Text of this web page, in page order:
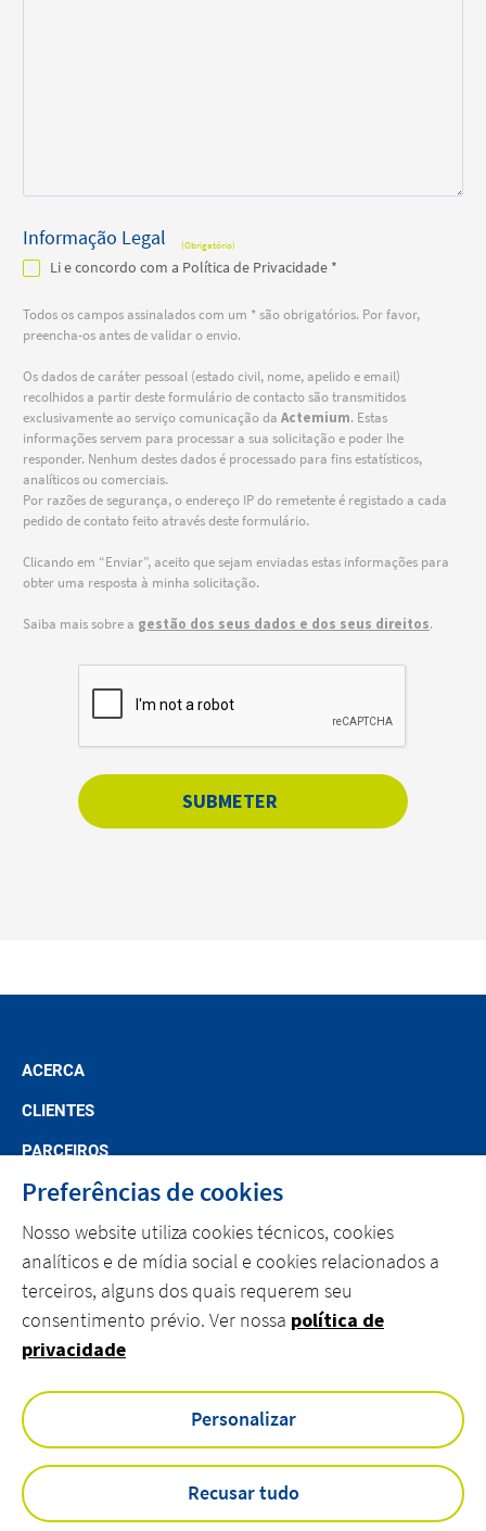
Informação Legal (Obrigatório)
Li e concordo com a Política de Privacidade *
Todos os campos assinalados com um * são obrigatórios. Por favor,
preencha-os antes de validar o envio.
Os dados de caráter pessoal (estado civil, nome, apelido e email)
recolhidos a partir deste formulário de contacto são transmitidos
exclusivamente ao serviço comunicação da Actemium. Estas
informações servem para processar a sua solicitação e poder lhe
responder. Nenhum destes dados é processado para fins estatísticos,
analíticos ou comerciais.
Por razões de segurança, o endereço IP do remetente é registado a cada
pedido de contato feito através deste formulário.
Clicando em “Enviar”, aceito que sejam enviadas estas informações para
obter uma resposta à minha solicitação.
Saiba mais sobre a gestão dos seus dados e dos seus direitos.
ACERCA
CLIENTES
PARCEIROS
CARREIRAS
CONTACTO
linkedinyoutube
Acessibilidade
Aviso Legal
Compliance
Livro de Reclamações Eletrónico
Política de Cookies
Política de Privacidade
Preferências de cookies
Nosso website utiliza cookies técnicos, cookies
analíticos e de mídia social e cookies relacionados a
terceiros, alguns dos quais requerem seu
consentimento prévio. Ver nossa política de
privacidade
Personalizar
Recusar tudo